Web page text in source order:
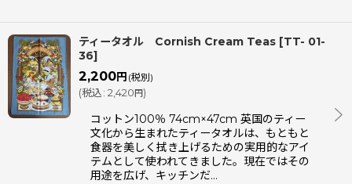
ティータオル Cornish Cream Teas [TT- 01-
36]
2,200円 (税別)
(税込: 2,420 円)
コットン100％ 74cm×47cm 英国のティー
文化から生まれたティータオルは、もともと
食器を美しく拭き上げるための実用的なアイ
テムとして使われてきました。現在ではその
用途を広げ、キッチンだ…